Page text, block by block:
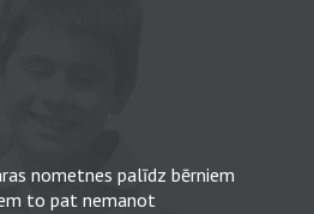
nometnes palīdz bērniem
to pat nemanot